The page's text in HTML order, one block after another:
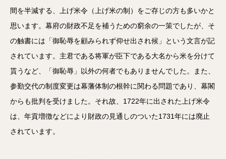
間を半減する、上げ米令（上げ米の制）をご存じの方も多いかと
思います。幕府の財政不足を補うための窮余の一策でしたが、そ
の触書には「御恥辱を顧みられず仰せ出され候」という文言が記
されています。主君である将軍が臣下である大名から米を分けて
貰うなど、「御恥辱」以外の何者でもありませんでした。また、
参勤交代の制度変更は幕藩体制の根幹に関わる問題であり、幕閣
からも批判を受けました。それ故、1722年に出された上げ米令
は、年貢増徴などにより財政の見通しのついた1731年には廃止
されています。